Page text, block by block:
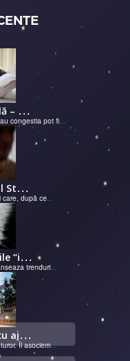
A
lergie sau răceală – cum îţi dai seama de ce suferi și de ce conteaz...
congestia pot fi...
C
e este sindromul Stockholm și de ce victimele își apără agresorii.
care, după ce...
C
e mănâncă pisicile “influencer” pe Instagram? Hrana lor virală
trenduri...
Z
âmbet perfect cu ajutorul unui cabinet dentar
Îl asociem...